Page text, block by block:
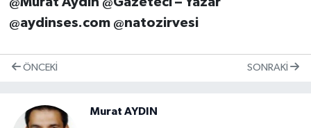
@aydinses.com @natozirvesi
ÖNCEKI SONRAKI
Murat AYDIN